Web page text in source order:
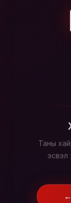
Таны
эсвэл